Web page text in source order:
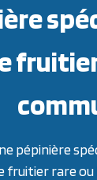
pépinière
fruitier rare ou